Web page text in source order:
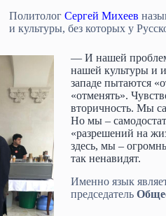
Политолог Сергей Михеев
и культуры, без которых у
— И нашей
нашей культуры и
западе пытаются
«отменять».
вторичность. Мы
Но мы –
«разрешений на
здесь, мы –
так ненавидят.
Именно язык
председатель